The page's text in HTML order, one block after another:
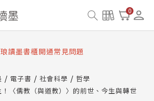
0
讀墨數位閱讀資產合併與書櫃開通申請
讀墨書櫃開通常見問題
琅讀墨 3 分鐘完成書櫃開通與資產合併申
讀墨數位閱讀資產合併與書櫃開通申請
電子書 社會科學
哲學
〈儒教（與道教）〉的前世、今生與轉世